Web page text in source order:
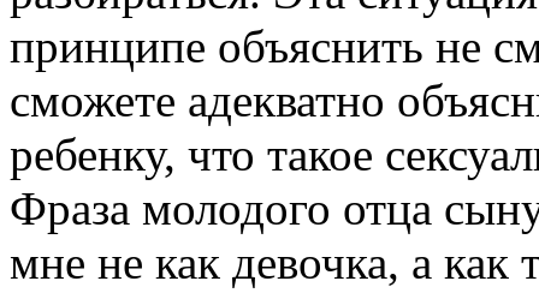
принципе объяснить не
сможете адекватно
ребенку, что такое
Фраза молодого отца
мне не как девочка, а как